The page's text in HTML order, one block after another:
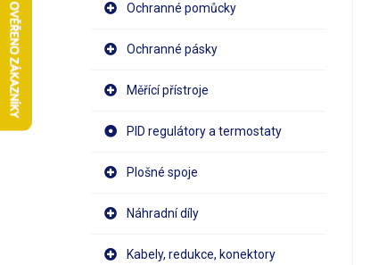
Ochranné pomůcky
Ochranné pásky
Měřící přístroje
PID regulátory a termostaty
Plošné spoje
Náhradní díly
Kabely, redukce, konektory